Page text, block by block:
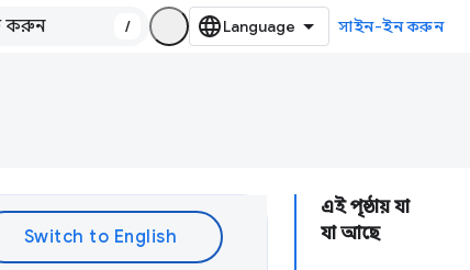
/ সাইন-ইন করুন
এই পৃষ্ঠায় যা
যা আছে